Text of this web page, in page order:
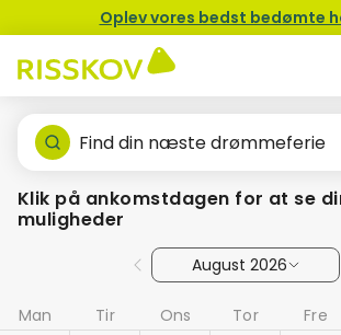
Oplev vores bedst bedømte
Find din næste drømmeferie
Klik på ankomstdagen for at se
muligheder
August 2026
Man Tir Ons Tor Fre